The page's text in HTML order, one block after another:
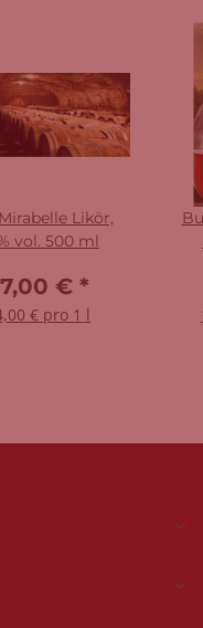
Likör,
vol. 500 ml
€ *
€ pro 1 l